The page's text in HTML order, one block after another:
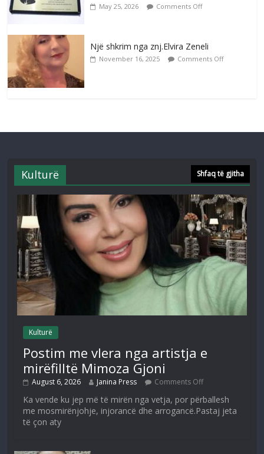
May 25, 2026 Comments Off
Një shkrim nga znj.Elvira Zeneli
November 16, 2025 Comments Off
Kulturë Shfaq të gjitha
Kulturë
Postim me vlera nga artistja e
mirëfilltë Mimoza Gjoni
August 6, 2026 Janina Press Comments Off
Ka vende ku jep më të mirën nga vetja, por përballesh
me mosmirënjohje, injorancë dhe arrogancë.Pastaj jeta
të çon aty